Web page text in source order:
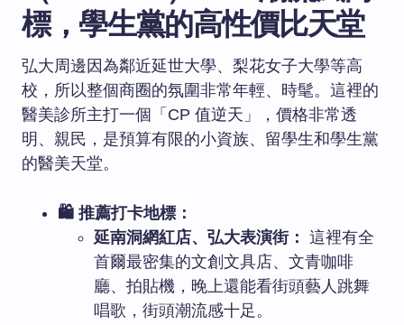
標，學生黨的高性價比天堂
弘大周邊因為鄰近延世大學、梨花女子大學等高
校，所以整個商圈的氛圍非常年輕、時髦。這裡的
醫美診所主打一個「CP 值逆天」，價格非常透
明、親民，是預算有限的小資族、留學生和學生黨
的醫美天堂。
🛍️ 推薦打卡地標：
延南洞網紅店、弘大表演街： 這裡有全
首爾最密集的文創文具店、文青咖啡
廳、拍貼機，晚上還能看街頭藝人跳舞
唱歌，街頭潮流感十足。